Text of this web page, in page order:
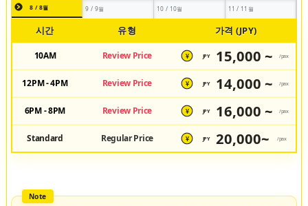
8 / 8월 9 / 9월 10 / 10월 11 / 11월
시간 유형 가격 (JPY)
10AM Review Price ¥ JPY 15,000 ~ /pax
12PM - 4PM Review Price ¥ JPY 14,000 ~ /pax
6PM - 8PM Review Price ¥ JPY 16,000 ~ /pax
Standard Regular Price ¥ JPY 20,000~ /pax